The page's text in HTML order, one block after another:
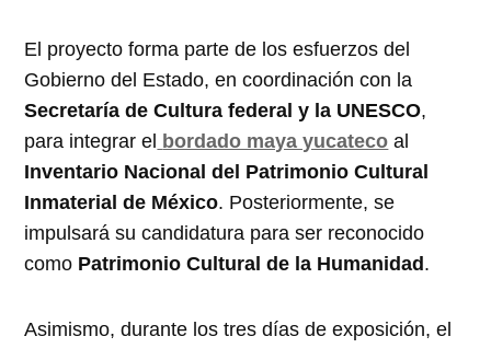
El proyecto forma parte de los esfuerzos del
Gobierno del Estado, en coordinación con la
Secretaría de Cultura federal y la UNESCO,
para integrar el bordado maya yucateco al
Inventario Nacional del Patrimonio Cultural
Inmaterial de México. Posteriormente, se
impulsará su candidatura para ser reconocido
como Patrimonio Cultural de la Humanidad .
Asimismo, durante los tres días de exposición, el